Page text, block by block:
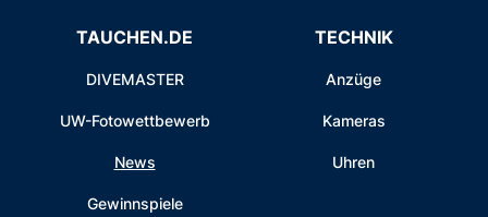
TAUCHEN.DE
DIVEMASTER
UW-Fotowettbewerb
News
Gewinnspiele
TECHNIK
Anzüge
Kameras
Uhren